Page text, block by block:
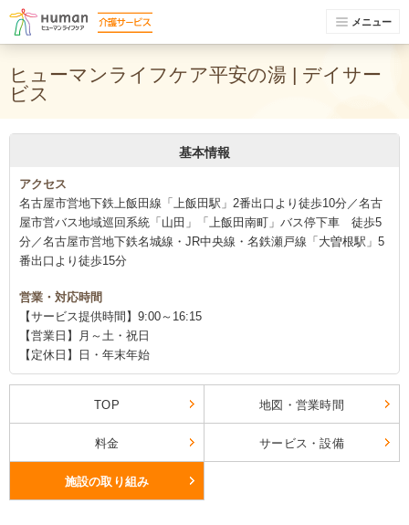
メニュー
ヒューマンライフケア平安の湯 | デイサー
ビス
基本情報
アクセス
名古屋市営地下鉄上飯田線「上飯田駅」2番出口より徒歩10分／名古
屋市営バス地域巡回系統「山田」「上飯田南町」バス停下車 徒歩5
分／名古屋市営地下鉄名城線・JR中央線・名鉄瀬戸線「大曽根駅」5
番出口より徒歩15分
営業・対応時間
【サービス提供時間】9:00～16:15
【営業日】月～土・祝日
【定休日】日・年末年始
TOP 地図・営業時間
料金 サービス・設備
施設の取り組み